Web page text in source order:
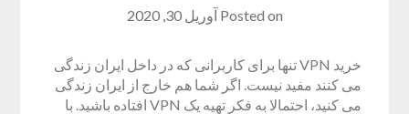
Posted on آوریل 30, 2020
خرید VPN تنها برای کاربرانی که در داخل ایران زندگی
می کنند مفید نیست. اگر شما هم خارج از ایران زندگی
می کنید، احتمالا به فکر تهیه یک VPN افتاده باشید. با